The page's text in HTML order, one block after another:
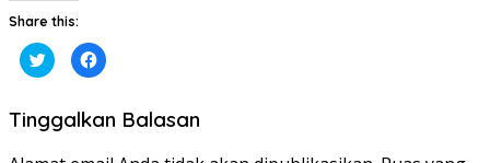
Share this:
Klik
untuk
berbagi
Twitter(Membuka
di
jendela
Klik
untuk
Facebook(Membuka
di
Tinggalkan Balasan